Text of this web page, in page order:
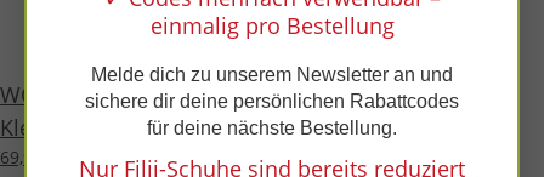
WOLFY Halbschuh graphit velours leather wool
Klettverschluss Weite/W
69,99 €
einmalig pro Bestellung
Melde dich zu unserem Newsletter an und
sichere dir deine persönlichen Rabattcodes
für deine nächste Bestellung.
Nur Filii-Schuhe sind bereits reduziert